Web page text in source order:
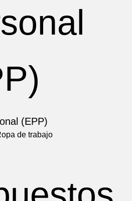
(EPP)
de trabajo